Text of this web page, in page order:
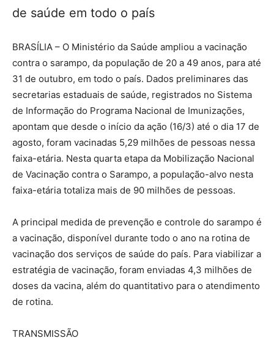
de saúde em todo o país
BRASÍLIA – O Ministério da Saúde ampliou a vacinação
contra o sarampo, da população de 20 a 49 anos, para até
31 de outubro, em todo o país. Dados preliminares das
secretarias estaduais de saúde, registrados no Sistema
de Informação do Programa Nacional de Imunizações,
apontam que desde o início da ação (16/3) até o dia 17 de
agosto, foram vacinadas 5,29 milhões de pessoas nessa
faixa-etária. Nesta quarta etapa da Mobilização Nacional
de Vacinação contra o Sarampo, a população-alvo nesta
faixa-etária totaliza mais de 90 milhões de pessoas.
A principal medida de prevenção e controle do sarampo é
a vacinação, disponível durante todo o ano na rotina de
vacinação dos serviços de saúde do país. Para viabilizar a
estratégia de vacinação, foram enviadas 4,3 milhões de
doses da vacina, além do quantitativo para o atendimento
de rotina.
TRANSMISSÃO